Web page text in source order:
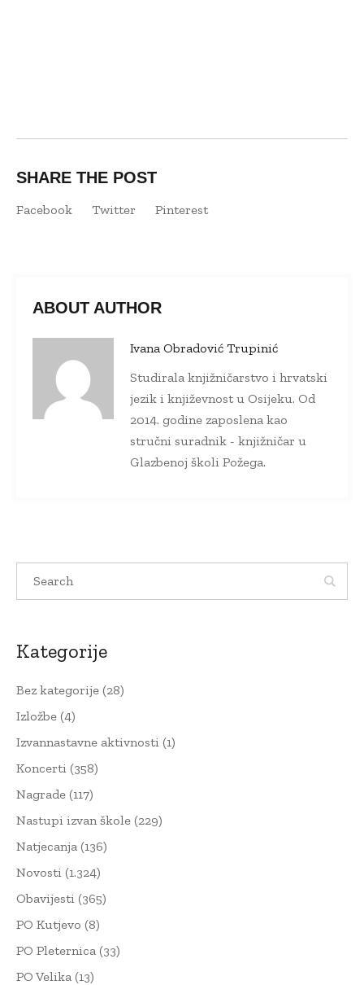
SHARE THE POST
Facebook Twitter Pinterest
ABOUT AUTHOR
Ivana Obradović Trupinić
Studirala knjižničarstvo i hrvatski
jezik i književnost u Osijeku. Od
2014. godine zaposlena kao
stručni suradnik - knjižničar u
Glazbenoj školi Požega.
Kategorije
Bez kategorije (28)
Izložbe (4)
Izvannastavne aktivnosti (1)
Koncerti (358)
Nagrade (117)
Nastupi izvan škole (229)
Natjecanja (136)
Novosti (1.324)
Obavijesti (365)
PO Kutjevo (8)
PO Pleternica (33)
PO Velika (13)